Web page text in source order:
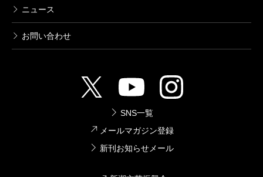
ニュース
お問い合わせ
SNS一覧
メールマガジン登録
新刊お知らせメール